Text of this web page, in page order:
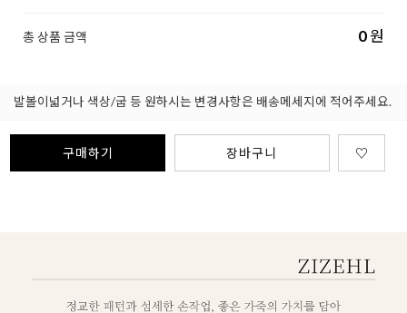
총 상품 금액 0원
발볼이넓거나 색상/굽 등 원하시는 변경사항은 배송메세지에 적어주세요.
구매하기 장바구니 ♡